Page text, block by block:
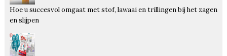
Hoe u succesvol omgaat met stof, lawaai en trillingen bij het zagen
en slijpen